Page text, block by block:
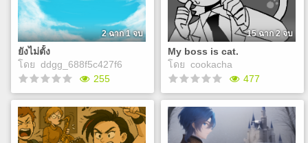
เข้าหอพักและปรับตัวกับตาราง
เรียนที่เข้มข้นและเพื่อน ๆ ที่
เก่งกว่า ทำให้รู้สึกโดดเดี่ยว
และกดดัน วันหนึ่งได้ยินเพื่อน
เล่าตำนาน “ข้าวมันไก่
ศักดิ์สิทธิ์” ที่จะให้คำตอบ
ข้อสอบเป็นเรื่องขำ ๆ แต่เจ้า
ตัวกลับลองทำตามตำนาน
กลางดึก ผลคือเขาได้พบ
วิญญาณชายหนุ่มหน้าซีดซึ่ง
เคยเป็นนักเรียนรุ่นพี่ของ
ยังไม่ตั้ง
โดย ddgg_688f5c427f6
2 ฉาก 1 จบ
255
ยังไม่ตั้ง
ยังไม่คิด
My boss is cat.
โดย cookacha
15 ฉาก 2 จบ
477
My boss is cat.
แมว